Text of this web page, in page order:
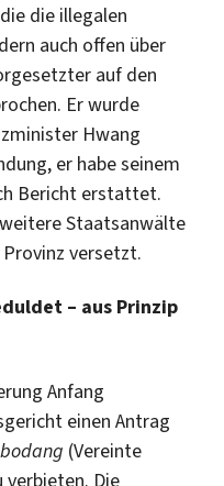
die illegalen
auch offen über
auf den
Er wurde
Hwang
er habe seinem
Bericht erstattet.
Staatsanwälte
versetzt.
– aus Prinzip
Anfang
einen Antrag
(Vereinte
verbieten. Die